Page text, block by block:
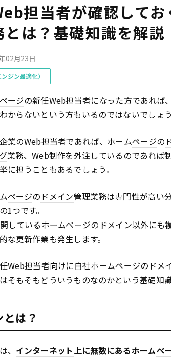
担当者が確認して
とは？基礎知識を解説
02月23日
ジン最適化）
ページの新任Web担当者になった方であれば
からないという方もいるのではないでしょ
業のWeb担当者であれば、ホームページの
業務、Web制作を外注しているのであれば
に担うこともあるでしょう。
ページの ドメイン管理業務は専門性が高い
1つです。
しているホームページの ドメイン以外にも
な更新作業も発生します。
Web担当者向けに自社ホームページの ドメ
そもそもどういうものなのかという基礎知
は？
、 インターネット 上に無数にあるホームペ